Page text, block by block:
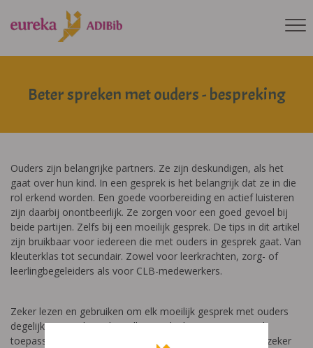
Beter spreken met ouders - bespreking
Ouders zijn belangrijke partners. Ze zijn deskundigen, als het
gaat over hun kind. In een gesprek is het belangrijk dat ze in die
rol erkend worden. Een goede voorbereiding en actief luisteren
zijn daarbij onontbeerlijk. Ze zorgen voor een goed gevoel bij
beide partijen. Zelfs bij een moeilijk gesprek. De tips in dit artikel
zijn bruikbaar voor iedereen die met ouders in gesprek gaat. Van
kleuterklas tot secundair. Zowel voor leerkrachten, zorg- of
leerlingbegeleiders als voor CLB-medewerkers.
Zeker lezen en gebruiken om elk moeilijk gesprek met ouders
degelijk voor te bereiden. Alles van bij het eerste gesprek
toepassen zal niet lukken, maar stap voor stap kan je er zeker